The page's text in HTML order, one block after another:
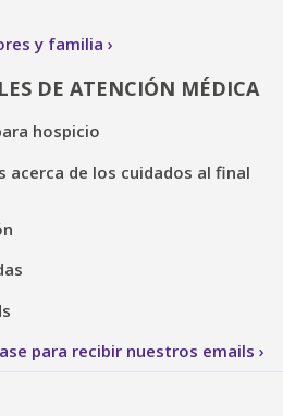
y familia
DE ATENCIÓN MÉDICA
hospicio
acerca de los cuidados al final
para recibir nuestros emails